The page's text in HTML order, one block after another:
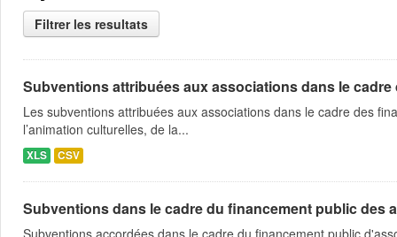
Filtrer les resultats
Subventions attribuées aux associations dans le
Les subventions attribuées aux associations dans le cadre des
l’animation culturelles, de la...
XLS CSV
Subventions dans le cadre du financement public des
Subventions accordées dans le cadre du financement public